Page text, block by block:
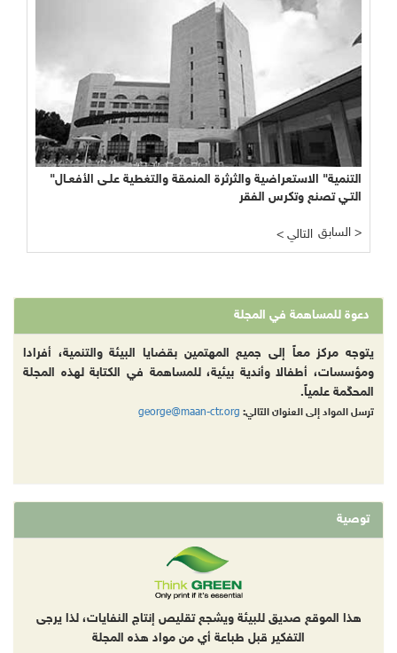
"التنمية" الاستعراضية والثرثرة المنمقة والتغطية علـى الأفعـال
التـي تصنع وتكرس الفقر
< التالي السابق >
دعوة للمساهمة في المجلة
يتوجه مركز معاً إلى جميع المهتمين بقضايا البيئة والتنمية، أفرادا
ومؤسسات، أطفالا وأندية بيئية، للمساهمة في الكتابة لهذه المجلة
المحكّمة علمياً.
ترسل المواد إلى العنوان التالي: george@maan-ctr.org
توصية
هذا الموقع صديق للبيئة ويشجع تقليص إنتاج النفايات، لذا يرجى
التفكير قبل طباعة أي من مواد هذه المجلة